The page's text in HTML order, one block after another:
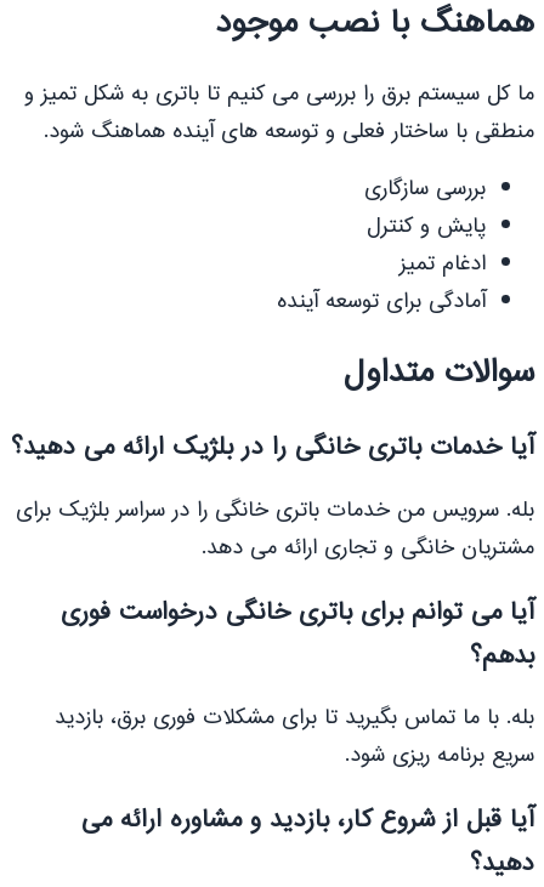
هماهنگ با نصب موجود
ما کل سیستم برق را بررسی می کنیم تا باتری به شکل تمیز و
منطقی با ساختار فعلی و توسعه های آینده هماهنگ شود.
بررسی سازگاری
پایش و کنترل
ادغام تمیز
آمادگی برای توسعه آینده
سوالات متداول
آیا خدمات باتری خانگی را در بلژیک ارائه می دهید؟
بله. سرویس من خدمات باتری خانگی را در سراسر بلژیک برای
مشتریان خانگی و تجاری ارائه می دهد.
آیا می توانم برای باتری خانگی درخواست فوری
بدهم؟
بله. با ما تماس بگیرید تا برای مشکلات فوری برق، بازدید
سریع برنامه ریزی شود.
آیا قبل از شروع کار، بازدید و مشاوره ارائه می
دهید؟